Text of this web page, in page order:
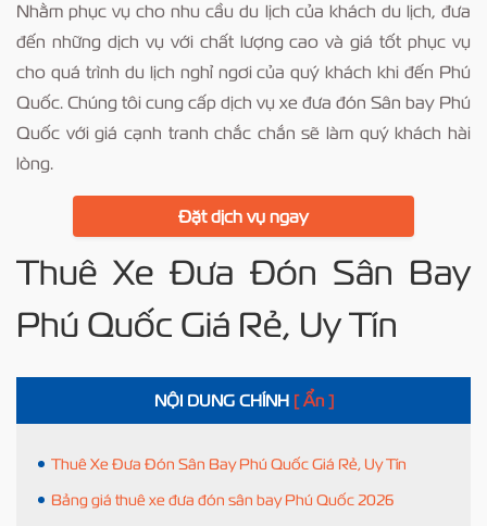
Nhằm phục vụ cho nhu cầu du lịch của khách du lịch, đưa
đến những dịch vụ với chất lượng cao và giá tốt phục vụ
cho quá trình du lịch nghỉ ngơi của quý khách khi đến Phú
Quốc. Chúng tôi cung cấp dịch vụ xe đưa đón Sân bay Phú
Quốc với giá cạnh tranh chắc chắn sẽ làm quý khách hài
lòng.
Đặt dịch vụ ngay
Thuê Xe Đưa Đón Sân Bay
Phú Quốc Giá Rẻ, Uy Tín
NỘI DUNG CHÍNH [ Ẩn ]
Thuê Xe Đưa Đón Sân Bay Phú Quốc Giá Rẻ, Uy Tín
Bảng giá thuê xe đưa đón sân bay Phú Quốc 2026